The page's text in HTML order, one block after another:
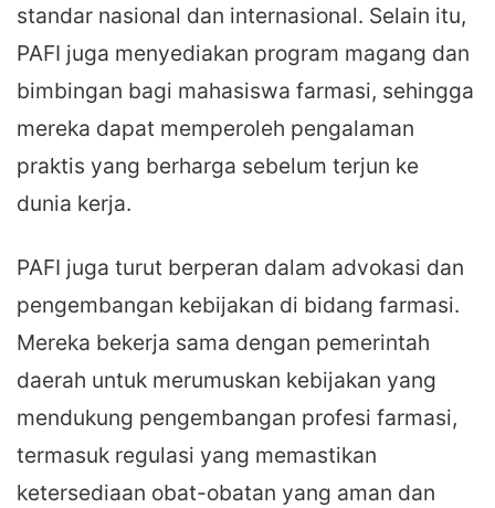
standar nasional dan internasional. Selain itu,
PAFI juga menyediakan program magang dan
bimbingan bagi mahasiswa farmasi, sehingga
mereka dapat memperoleh pengalaman
praktis yang berharga sebelum terjun ke
dunia kerja.
PAFI juga turut berperan dalam advokasi dan
pengembangan kebijakan di bidang farmasi.
Mereka bekerja sama dengan pemerintah
daerah untuk merumuskan kebijakan yang
mendukung pengembangan profesi farmasi,
termasuk regulasi yang memastikan
ketersediaan obat-obatan yang aman dan